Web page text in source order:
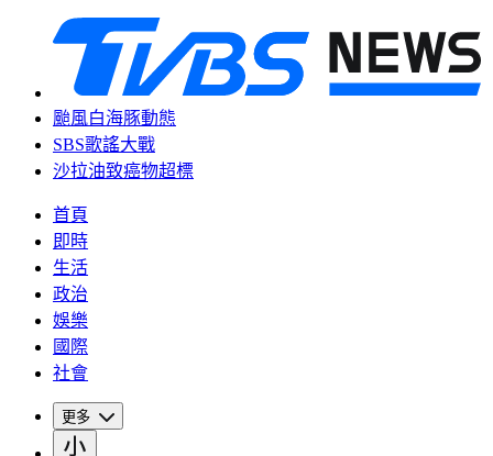
颱風白海豚動態
SBS歌謠大戰
沙拉油致癌物超標
首頁
即時
生活
政治
娛樂
國際
社會
更多